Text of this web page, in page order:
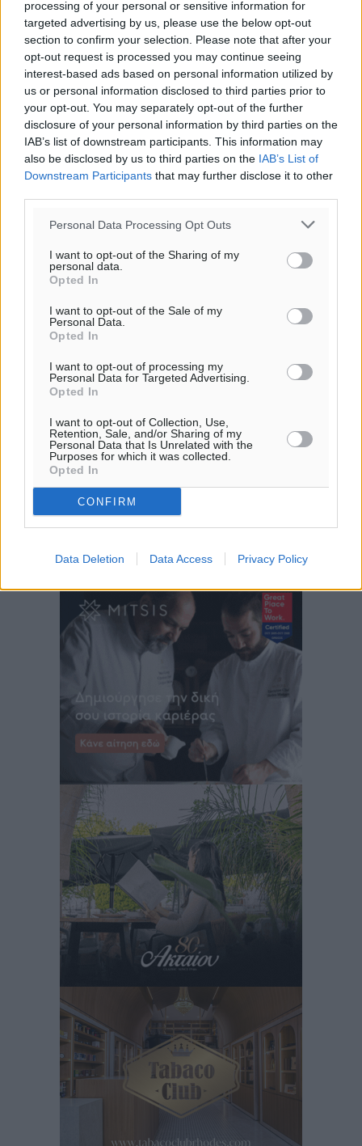
processing of your personal or sensitive information for
targeted advertising by us, please use the below opt-out
section to confirm your selection. Please note that after your
opt-out request is processed you may continue seeing
interest-based ads based on personal information utilized by
us or personal information disclosed to third parties prior to
your opt-out. You may separately opt-out of the further
disclosure of your personal information by third parties on the
IAB’s list of downstream participants. This information may
also be disclosed by us to third parties on the IAB’s List of
Downstream Participants that may further disclose it to other
Personal Data Processing Opt Outs
I want to opt-out of the Sharing of my
personal data.
Opted In
I want to opt-out of the Sale of my
Personal Data.
Opted In
I want to opt-out of processing my
Personal Data for Targeted Advertising.
Opted In
I want to opt-out of Collection, Use,
Retention, Sale, and/or Sharing of my
Personal Data that Is Unrelated with the
Purposes for which it was collected.
Opted In
CONFIRM
Data Deletion Data Access Privacy Policy
Υπενθύμιση:
Για την μερική αναπαραγωγή της είδησης από άλλες
ιστοσελίδες είναι απαραίτητη η χρήση του παρακάτω
παρεχόμενου συνδέσμου παραπομπής προς το άρθρο
της Δημοκρατικής.
αίθριος καιρός
°
πρόγνωση:
°
ΤΡ